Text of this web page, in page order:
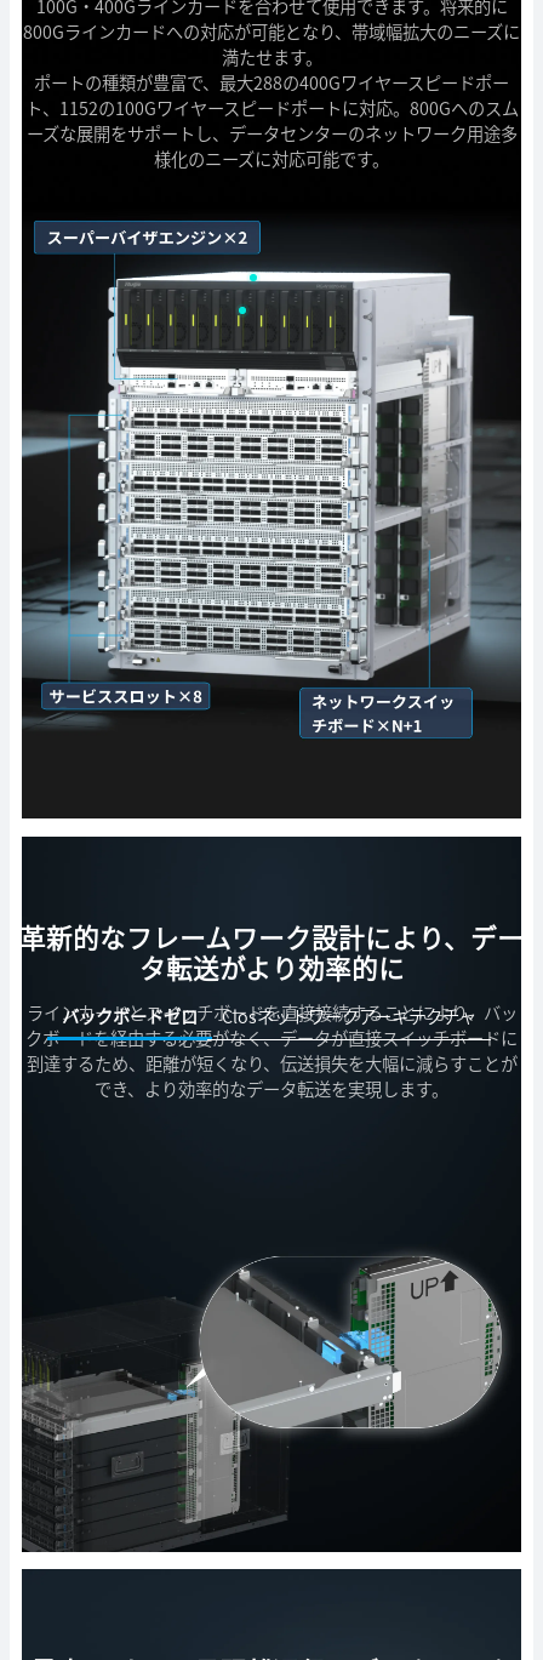
100G・400Gラインカードを合わせて使用できます。将来的に
800Gラインカードへの対応が可能となり、帯域幅拡大のニーズに
満たせます。
ポートの種類が豊富で、最大288の400Gワイヤースピードポー
ト、1152の100Gワイヤースピードポートに対応。800Gへのスム
ーズな展開をサポートし、データセンターのネットワーク用途多
様化のニーズに対応可能です。
革新的なフレームワーク設計により、デー
タ転送がより効率的に
バックボードゼロ Closネットワークアーキテクチャ
ラインカードとスイッチボードを直接接続することにより、バッ
クボードを経由する必要がなく、データが直接スイッチボードに
到達するため、距離が短くなり、伝送損失を大幅に減らすことが
でき、より効率的なデータ転送を実現します。